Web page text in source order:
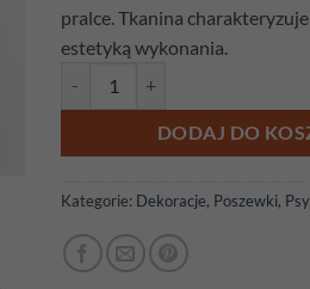
pralce. Tkanina
estetyką wykonania.
DODAJ DO
Kategorie: Dekoracje, Poszewki, Psy